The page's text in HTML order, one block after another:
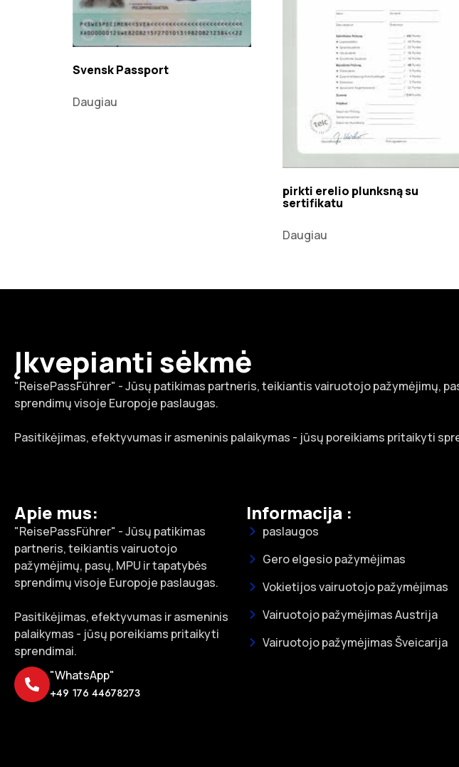
Svensk Passport
Daugiau
pirkti erelio plunksną su
sertifikatu
Daugiau
Įkvepianti sėkmė
"ReisePassFührer" - Jūsų patikimas partneris, teikiantis vairuotojo pažymėjimų,
sprendimų visoje Europoje paslaugas.
Pasitikėjimas, efektyvumas ir asmeninis palaikymas - jūsų poreikiams pritaikyti
Apie mus:
"ReisePassFührer" - Jūsų patikimas
partneris, teikiantis vairuotojo
pažymėjimų, pasų, MPU ir tapatybės
sprendimų visoje Europoje paslaugas.
Pasitikėjimas, efektyvumas ir asmeninis
palaikymas - jūsų poreikiams pritaikyti
sprendimai.
"WhatsApp"
+49 176 44678273
Informacija :
paslaugos
Gero elgesio pažymėjimas
Vokietijos vairuotojo pažymėjimas
Vairuotojo pažymėjimas Austrija
Vairuotojo pažymėjimas Šveicarija